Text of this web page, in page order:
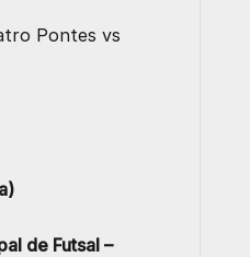
Pontes vs
de Futsal –